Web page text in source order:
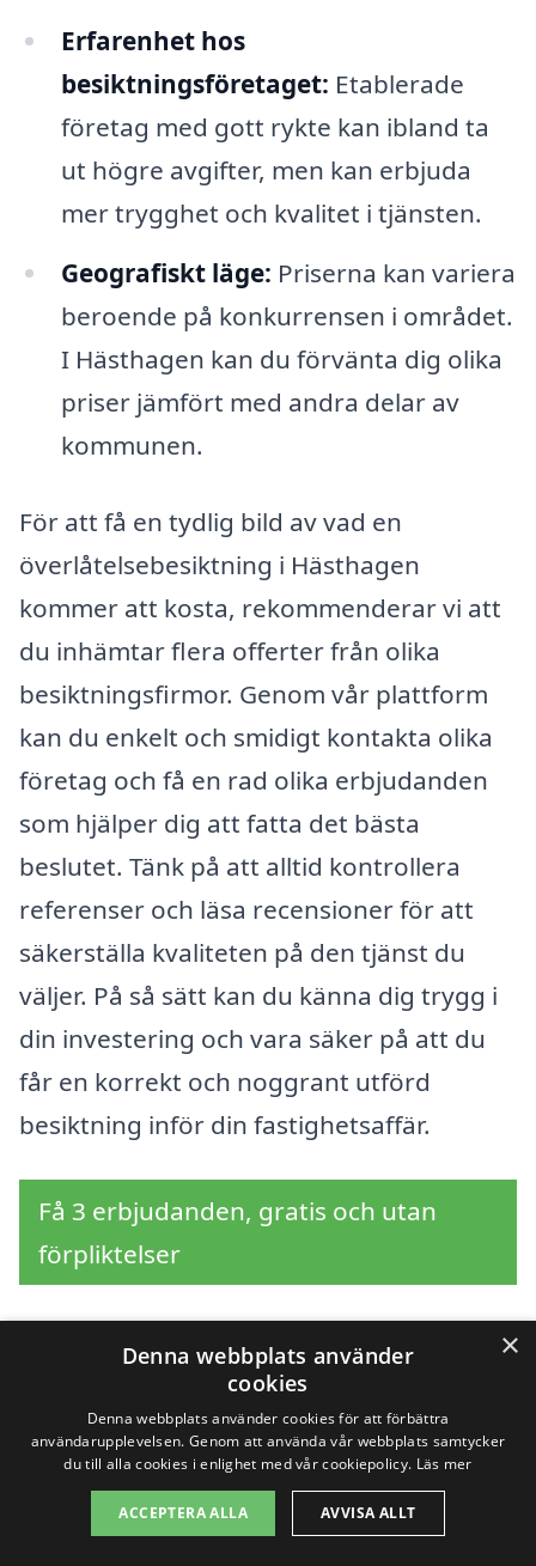
Erfarenhet hos
besiktningsföretaget: Etablerade
företag med gott rykte kan ibland ta
ut högre avgifter, men kan erbjuda
mer trygghet och kvalitet i tjänsten.
Geografiskt läge: Priserna kan variera
beroende på konkurrensen i området.
I Hästhagen kan du förvänta dig olika
priser jämfört med andra delar av
kommunen.
För att få en tydlig bild av vad en
överlåtelsebesiktning i Hästhagen
kommer att kosta, rekommenderar vi att
du inhämtar flera offerter från olika
besiktningsfirmor. Genom vår plattform
kan du enkelt och smidigt kontakta olika
företag och få en rad olika erbjudanden
som hjälper dig att fatta det bästa
beslutet. Tänk på att alltid kontrollera
referenser och läsa recensioner för att
säkerställa kvaliteten på den tjänst du
väljer. På så sätt kan du känna dig trygg i
din investering och vara säker på att du
får en korrekt och noggrant utförd
besiktning inför din fastighetsaffär.
Få 3 erbjudanden, gratis och utan
förpliktelser
Sök efter en
professionell för
överlåtelsebesiktning i
andra städer nära
×
Denna webbplats använder
cookies
Denna webbplats använder cookies för att förbättra
användarupplevelsen. Genom att använda vår webbplats samtycker
du till alla cookies i enlighet med vår cookiepolicy. Läs mer
ACCEPTERA ALLA AVVISA ALLT